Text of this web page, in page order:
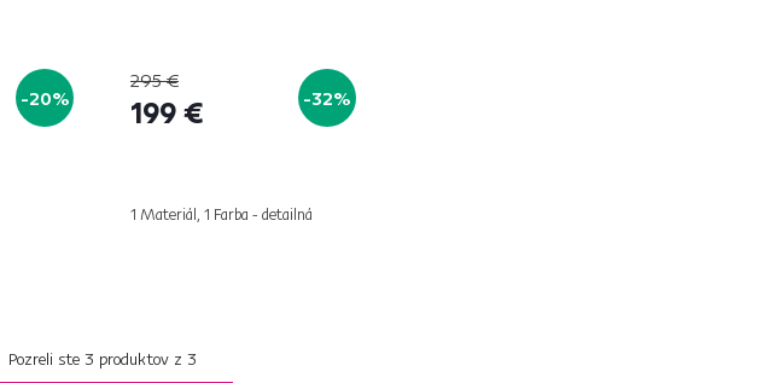
-20%
295 €
199 € -32%
1 Materiál, 1 Farba - detailná
Pozreli ste 3 produktov z 3